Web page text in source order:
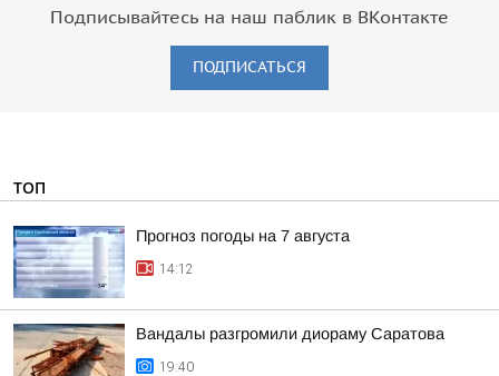
Подписывайтесь на наш паблик в ВКонтакте
ПОДПИСАТЬСЯ
ТОП
Прогноз погоды на 7 августа
14:12
Вандалы разгромили диораму Саратова
19:40